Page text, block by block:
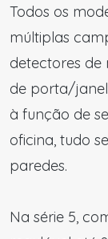
Todos os
múltiplas
detectores de
de porta/
à função de
oficina, tudo
paredes.
Na série 5,